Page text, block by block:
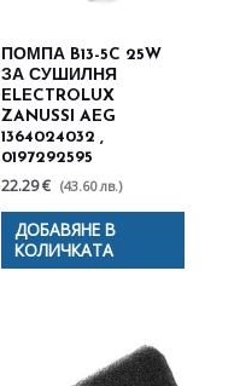
ПОМПА B13-5C 25W
ЗА СУШИЛНЯ
ELECTROLUX
ZANUSSI AEG
1364024032 ,
0197292595
22.29 € (43.60 лв.)
ДОБАВЯНЕ В
КОЛИЧКАТА